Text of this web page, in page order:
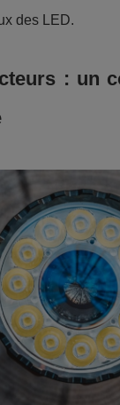
des LED.
: un